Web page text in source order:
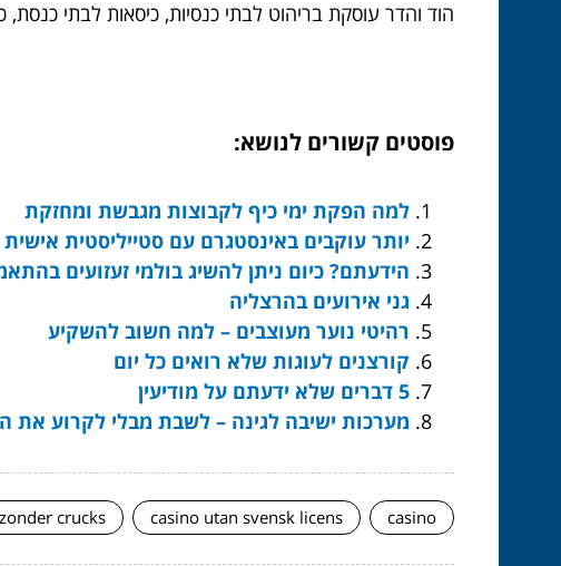
הוד והדר עוסקת בריהוט לבתי כנסיות, כיסאות לבתי כנסת,
פוסטים קשורים לנושא:
למה הפקת ימי כיף לקבוצות מגבשת ומחזקת
יותר עוקבים באינסטגרם עם סטייליסטית אישית
הידעתם? כיום ניתן להשיג בולמי זעזועים
גני אירועים בהרצליה
רהיטי נוער מעוצבים – למה חשוב להשקיע
קורצנים לעוגות שלא רואים כל יום
5 דברים שלא ידעתם על מודיעין
מערכות ישיבה לגינה – לשבת מבלי לקרוע את
casino
casino utan svensk licens
crucks